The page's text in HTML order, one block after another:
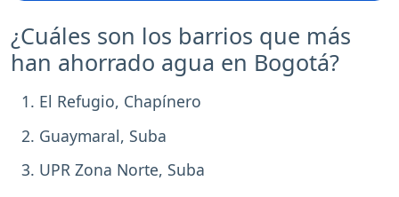
¿Cuáles son los barrios que más
han ahorrado agua en Bogotá?
El Refugio, Chapínero
Guaymaral, Suba
UPR Zona Norte, Suba